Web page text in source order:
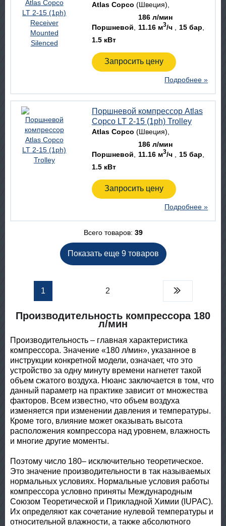
Atlas Copco (Швеция)
Поршневой
186 л/мин
11.16 м3/ч
15 бар
1.5 кВт
Запросить цену
Подробнее »
Поршневой компрессор Atlas
Copco LT 2-15 (1ph) Trolley
Atlas Copco (Швеция)
Поршневой
186 л/мин
11.16 м3/ч
15 бар
1.5 кВт
Запросить цену
Подробнее »
Всего товаров: 39
Показать еще 9 товаров
1 2
Производительность компрессора 180
л/мин
Производительность – главная характеристика
компрессора. Значение «180 л/мин», указанное в
инструкции конкретной модели, означает, что это
устройство за одну минуту времени нагнетет такой
объем сжатого воздуха. Нюанс заключается в том, что
данный параметр на практике зависит от множества
факторов. Всем известно, что объем воздуха
изменяется при изменении давления и температуры.
Кроме того, влияние может оказывать высота
расположения компрессора над уровнем, влажность
и многие другие моменты.
Поэтому число 180– исключительно теоретическое.
Это значение производительности в так называемых
нормальных условиях. Нормальные условия работы
компрессора условно приняты Международным
Союзом Теоретической и Прикладной Химии (IUPAC).
Их определяют как сочетание нулевой температуры и
относительной влажности, а также абсолютного